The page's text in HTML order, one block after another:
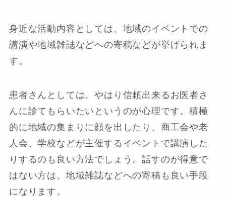
身近な活動内容としては、地域のイベントでの
講演や地域雑誌などへの寄稿などが挙げられま
す。
患者さんとしては、やはり信頼出来るお医者さ
んに診てもらいたいというのが心理です。積極
的に地域の集まりに顔を出したり、商工会や老
人会、学校などが主催するイベントで講演した
りするのも良い方法でしょう。話すのが得意で
はない方は、地域雑誌などへの寄稿も良い手段
になります。